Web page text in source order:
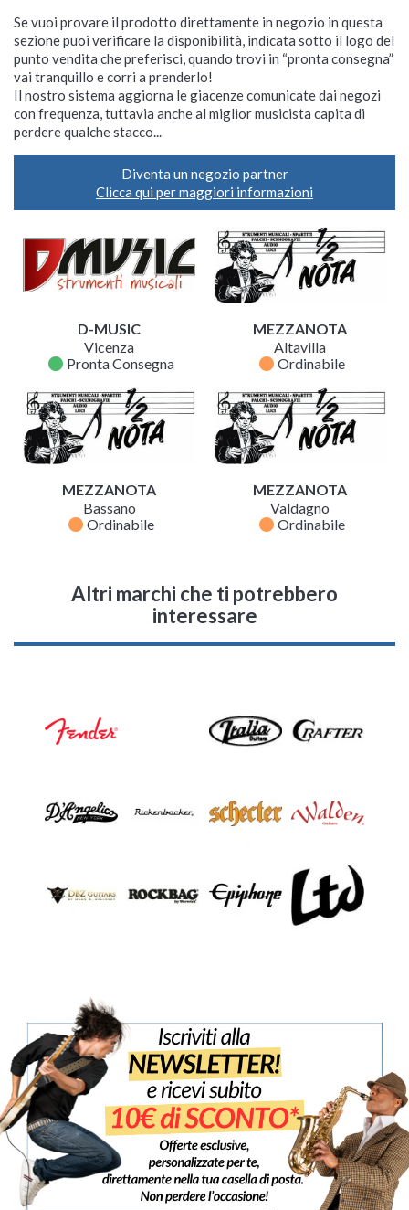
Se vuoi provare il prodotto direttamente in negozio in questa
sezione puoi verificare la disponibilità, indicata sotto il logo del
punto vendita che preferisci, quando trovi in “pronta consegna”
vai tranquillo e corri a prenderlo!
Il nostro sistema aggiorna le giacenze comunicate dai negozi
con frequenza, tuttavia anche al miglior musicista capita di
perdere qualche stacco...
Diventa un negozio partner
Clicca qui per maggiori informazioni
D-MUSIC
Vicenza
fiber_manual_record Pronta Consegna
MEZZANOTA
Altavilla
fiber_manual_record Ordinabile
MEZZANOTA
Bassano
fiber_manual_record Ordinabile
MEZZANOTA
Valdagno
fiber_manual_record Ordinabile
Altri marchi che ti potrebbero
interessare